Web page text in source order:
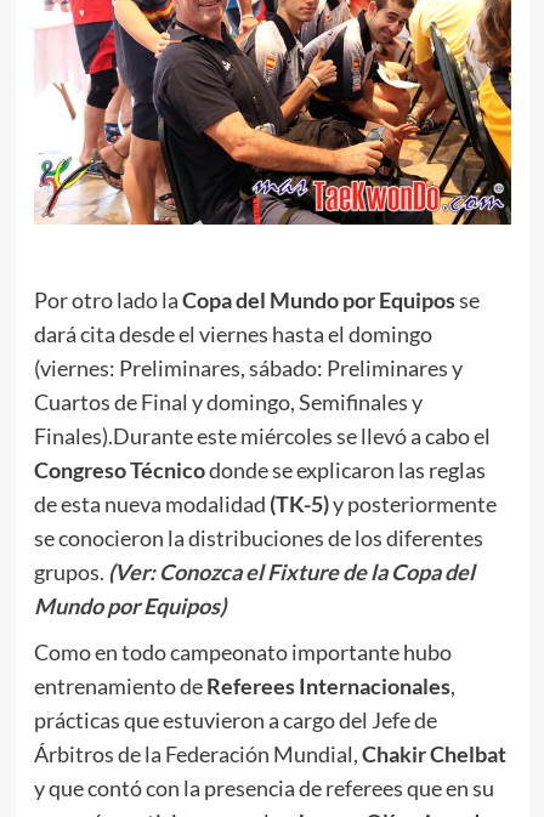
Por otro lado laCopa del Mundo por Equiposse
dará cita desde el viernes hasta el domingo
(viernes: Preliminares, sábado: Preliminares y
Cuartos de Final y domingo, Semifinales y
Finales).Durante este miércoles se llevó a cabo el
Congreso Técnicodonde se explicaron las reglas
de esta nueva modalidad (TK-5)y posteriormente
se conocieron la distribuciones de los diferentes
grupos. (Ver: Conozca el Fixture de la Copa del
Mundo por Equipos)
Como en todo campeonato importante hubo
entrenamiento de Referees Internacionales,
prácticas que estuvieron a cargo del Jefe de
Árbitros de la Federación Mundial,Chakir Chelbat
y que contó con la presencia de referees que en su